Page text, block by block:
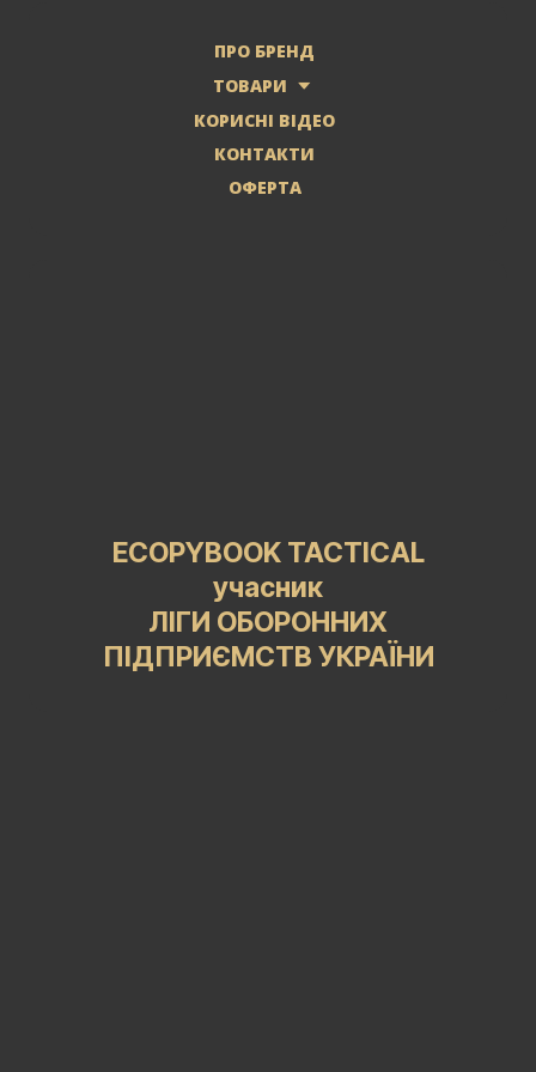
ПРО БРЕНД
ТОВАРИ
КОРИСНІ ВІДЕО
КОНТАКТИ
ОФЕРТА
ECOPYBOOK TACTICAL
учасник
ЛІГИ ОБОРОННИХ
ПІДПРИЄМСТВ УКРАЇНИ